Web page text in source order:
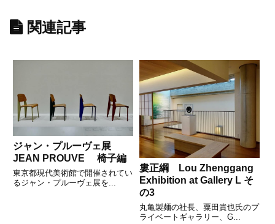
関連記事
ジャン・プルーヴェ展
JEAN PROUVE 椅子編
東京都現代美術館で開催されてい
るジャン・プルーヴェ展を...
婁正綱 Lou Zhenggang
Exhibition at Gallery L そ
の3
丸亀製麺の社長、粟田貴也氏のプ
ライベートギャラリー、G...